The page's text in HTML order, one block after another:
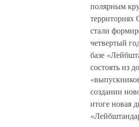
полярным
территориях
стали
четвертый
базе
состоять из
создании
итоге новая